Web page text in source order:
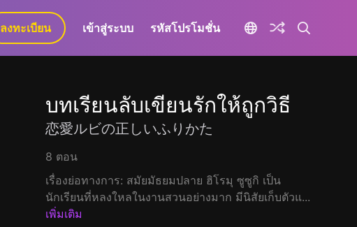
GaLa+
ลงทะเบียน เข้าสู่ระบบ รหัสโปรโมชั่น
บทเรียนลับเขียนรักให้ถูกวิธี
恋愛ルビの正しいふりかた
8 ตอน
เรื่องย่อทางการ: สมัยมัธยมปลาย ฮิโรมุ ซูซูกิ เป็น
นักเรียนที่หลงใหลในงานสวนอย่างมาก มีนิสัยเก็บตัวแ...
เพิ่มเติม